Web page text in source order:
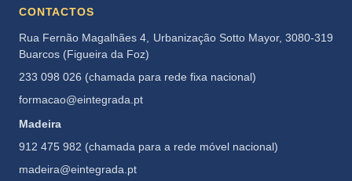
CONTACTOS
Rua Fernão Magalhães 4, Urbanização Sotto Mayor, 3080-319
Buarcos (Figueira da Foz)
233 098 026 (chamada para rede fixa nacional)
formacao@eintegrada.pt
Madeira
912 475 982 (chamada para a rede móvel nacional)
madeira@eintegrada.pt